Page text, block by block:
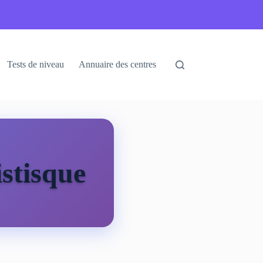
Tests de niveau Annuaire des centres